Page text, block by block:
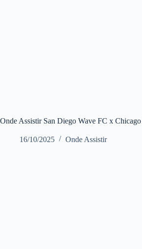
Onde Assistir San Diego Wave FC x
16/10/2025 Onde Assistir